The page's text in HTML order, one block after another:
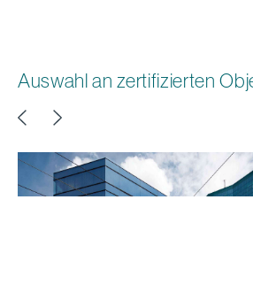
Auswahl an zertifizierten